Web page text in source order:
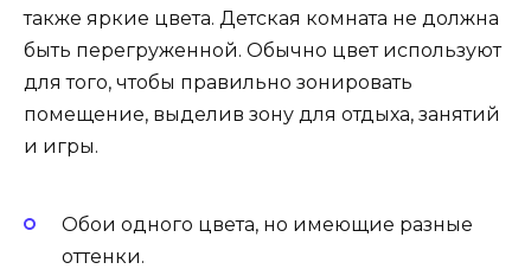
также яркие цвета. Детская комната не должна
быть перегруженной. Обычно цвет используют
для того, чтобы правильно зонировать
помещение, выделив зону для отдыха, занятий
и игры.
Обои одного цвета, но имеющие разные
оттенки.